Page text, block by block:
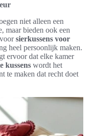
niet alleen een
maar bieden ook een
sierkussens voor
heel persoonlijk maken.
ervoor dat elke kamer
kussens wordt het
te maken dat recht doet